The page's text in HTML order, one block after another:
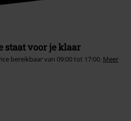
staat voor je klaar
bereikbaar van 09:00 tot 17:00. Meer